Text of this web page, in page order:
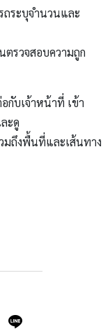
ระบุจำนวนและ
รวจสอบความถูก
กับเจ้าหน้าที่ เข้า
ะดู
ถึงพื้นที่และเส้นทาง